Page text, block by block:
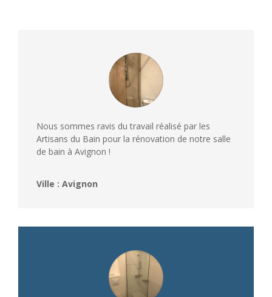
Nous sommes ravis du travail réalisé par les
Artisans du Bain pour la rénovation de notre salle
de bain à Avignon !
Ville : Avignon